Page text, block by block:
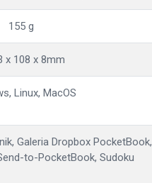
155 g
x 108 x 8mm
Linux, MacOS
Galeria Dropbox PocketBook,
to-PocketBook, Sudoku